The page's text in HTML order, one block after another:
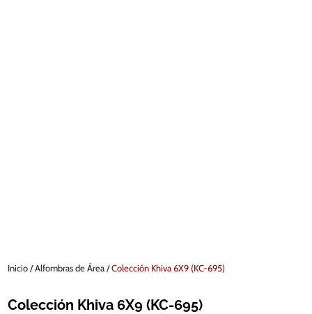
Inicio/Alfombras de Área/ Colección Khiva 6X9 (KC-695)
Colección Khiva 6X9 (KC-695)